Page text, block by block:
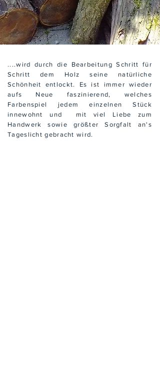
....wird durch die Bearbeitung Schritt für
Schritt dem Holz seine natürliche
Schönheit entlockt. Es ist immer wieder
aufs Neue faszinierend, welches
Farbenspiel jedem einzelnen Stück
innewohnt und mit viel Liebe zum
Handwerk sowie größter Sorgfalt an's
Tageslicht gebracht wird.